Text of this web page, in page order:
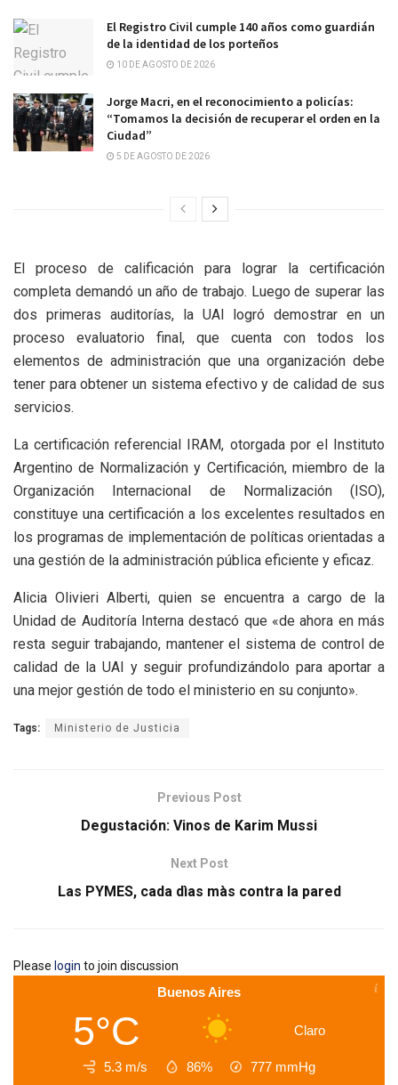
El Registro Civil cumple 140 años como guardián
de la identidad de los porteños
10 DE AGOSTO DE 2026
Jorge Macri, en el reconocimiento a policías:
“Tomamos la decisión de recuperar el orden en la
Ciudad”
5 DE AGOSTO DE 2026
El proceso de calificación para lograr la certificación
completa demandó un año de trabajo. Luego de superar las
dos primeras auditorías, la UAI logró demostrar en un
proceso evaluatorio final, que cuenta con todos los
elementos de administración que una organización debe
tener para obtener un sistema efectivo y de calidad de sus
servicios.
La certificación referencial IRAM, otorgada por el Instituto
Argentino de Normalización y Certificación, miembro de la
Organización Internacional de Normalización (ISO),
constituye una certificación a los excelentes resultados en
los programas de implementación de políticas orientadas a
una gestión de la administración pública eficiente y eficaz.
Alicia Olivieri Alberti, quien se encuentra a cargo de la
Unidad de Auditoría Interna destacó que «de ahora en más
resta seguir trabajando, mantener el sistema de control de
calidad de la UAI y seguir profundizándolo para aportar a
una mejor gestión de todo el ministerio en su conjunto».
Tags: Ministerio de Justicia
Previous Post
Degustación: Vinos de Karim Mussi
Next Post
Las PYMES, cada dìas màs contra la pared
Please login to join discussion
Buenos Aires
5°C Claro
5.3 m/s 86% 777 mmHg